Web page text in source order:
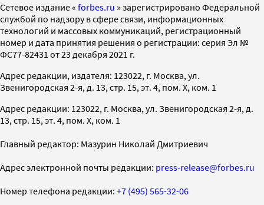
Cетевое издание « forbes.ru » зарегистрировано Федеральной
службой по надзору в сфере связи, информационных
технологий и массовых коммуникаций, регистрационный
номер и дата принятия решения о регистрации: серия Эл №
ФС77-82431 от 23 декабря 2021 г.
Адрес редакции, издателя: 123022, г. Москва, ул.
Звенигородская 2-я, д. 13, стр. 15, эт. 4, пом. X, ком. 1
Адрес редакции: 123022, г. Москва, ул. Звенигородская 2-я, д.
13, стр. 15, эт. 4, пом. X, ком. 1
Главный редактор: Мазурин Николай Дмитриевич
Адрес электронной почты редакции: press-release@forbes.ru
Номер телефона редакции: +7 (495) 565-32-06